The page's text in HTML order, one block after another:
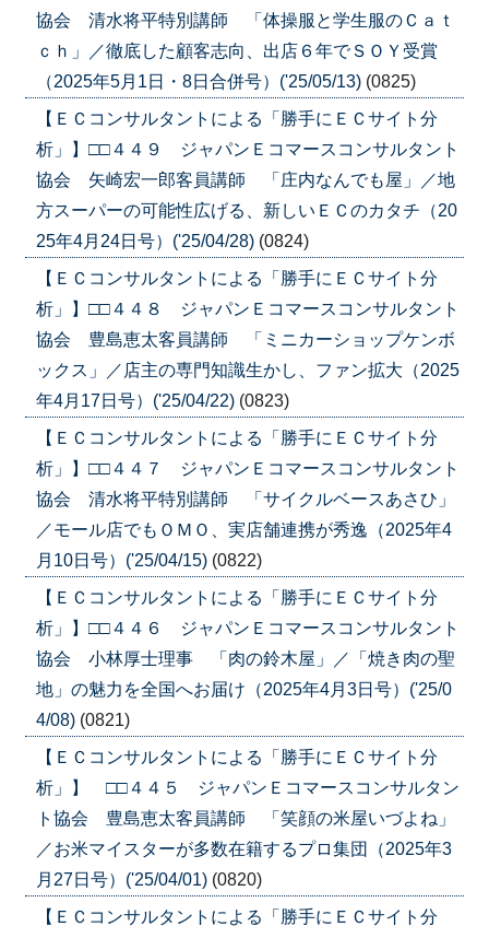
協会 清水将平特別講師 「体操服と学生服のＣａｔ
ｃｈ」／徹底した顧客志向、出店６年でＳＯＹ受賞
（2025年5月1日・8日合併号）('25/05/13) (0825)
【ＥＣコンサルタントによる「勝手にＥＣサイト分
析」】□□４４９ ジャパンＥコマースコンサルタント
協会 矢崎宏一郎客員講師 「庄内なんでも屋」／地
方スーパーの可能性広げる、新しいＥＣのカタチ（20
25年4月24日号）('25/04/28) (0824)
【ＥＣコンサルタントによる「勝手にＥＣサイト分
析」】□□４４８ ジャパンＥコマースコンサルタント
協会 豊島恵太客員講師 「ミニカーショップケンボ
ックス」／店主の専門知識生かし、ファン拡大（2025
年4月17日号）('25/04/22) (0823)
【ＥＣコンサルタントによる「勝手にＥＣサイト分
析」】□□４４７ ジャパンＥコマースコンサルタント
協会 清水将平特別講師 「サイクルベースあさひ」
／モール店でもＯＭＯ、実店舗連携が秀逸（2025年4
月10日号）('25/04/15) (0822)
【ＥＣコンサルタントによる「勝手にＥＣサイト分
析」】□□４４６ ジャパンＥコマースコンサルタント
協会 小林厚士理事 「肉の鈴木屋」／「焼き肉の聖
地」の魅力を全国へお届け（2025年4月3日号）('25/0
4/08) (0821)
【ＥＣコンサルタントによる「勝手にＥＣサイト分
析」】 □□４４５ ジャパンＥコマースコンサルタン
ト協会 豊島恵太客員講師 「笑顔の米屋いづよね」
／お米マイスターが多数在籍するプロ集団（2025年3
月27日号）('25/04/01) (0820)
【ＥＣコンサルタントによる「勝手にＥＣサイト分